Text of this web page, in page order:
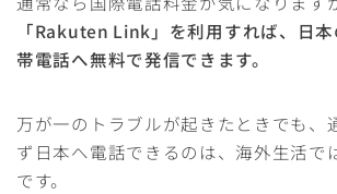
「Rakuten Link」を利用すれば、日
帯電話へ無料で発信できます。
万が一のトラブルが起きたときでも、
ず日本へ電話できるのは、海外生活で
です。